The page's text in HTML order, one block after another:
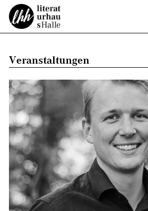
Veranstaltungen